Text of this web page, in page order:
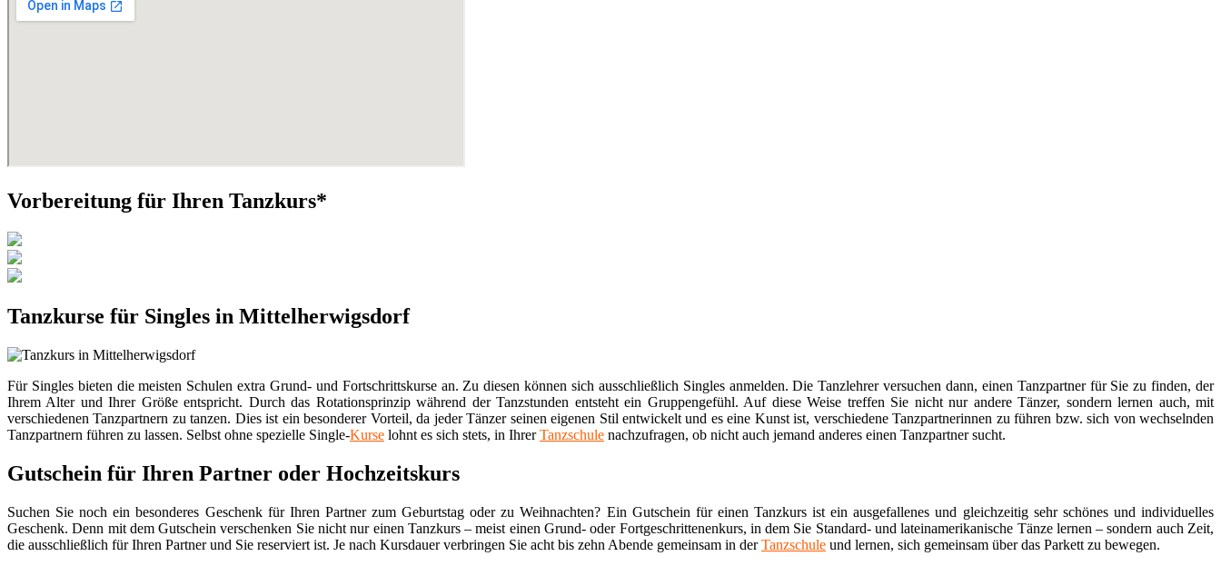
Vorbereitung für Ihren Tanzkurs*
Tanzkurse für Singles in Mittelherwigsdorf
Für Singles bieten die meisten Schulen extra Grund- und Fortschrittskurse an. Zu diesen können sich ausschließlich Singles anmelden. Die Tanzlehrer versuchen dann, einen Tanzpartner für Sie zu finden, der
Ihrem Alter und Ihrer Größe entspricht. Durch das Rotationsprinzip während der Tanzstunden entsteht ein Gruppengefühl. Auf diese Weise treffen Sie nicht nur andere Tänzer, sondern lernen auch, mit
verschiedenen Tanzpartnern zu tanzen. Dies ist ein besonderer Vorteil, da jeder Tänzer seinen eigenen Stil entwickelt und es eine Kunst ist, verschiedene Tanzpartnerinnen zu führen bzw. sich von wechselnden
Tanzpartnern führen zu lassen. Selbst ohne spezielle Single-Kurse lohnt es sich stets, in IhrerTanzschule nachzufragen, ob nicht auch jemand anderes einen Tanzpartner sucht.
Gutschein für Ihren Partner oder Hochzeitskurs
Suchen Sie noch ein besonderes Geschenk für Ihren Partner zum Geburtstag oder zu Weihnachten? Ein Gutschein für einen Tanzkurs ist ein ausgefallenes und gleichzeitig sehr schönes und individuelles
Geschenk. Denn mit dem Gutschein verschenken Sie nicht nur einen Tanzkurs – meist einen Grund- oder Fortgeschrittenenkurs, in dem Sie Standard- und lateinamerikanische Tänze lernen – sondern auch Zeit,
die ausschließlich für Ihren Partner und Sie reserviert ist. Je nach Kursdauer verbringen Sie acht bis zehn Abende gemeinsam in derTanzschule und lernen, sich gemeinsam über das Parkett zu bewegen.